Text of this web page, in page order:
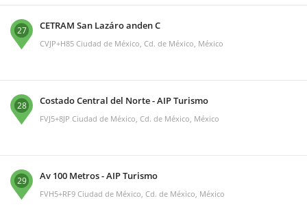
27 CETRAM San Lazáro anden C
CVJP+H85 Ciudad de México, Cd. de México, México
28 Costado Central del Norte - AIP Turismo
FVJ5+8JP Ciudad de México, Cd. de México, México
29 Av 100 Metros - AIP Turismo
FVH5+RF9 Ciudad de México, Cd. de México, México